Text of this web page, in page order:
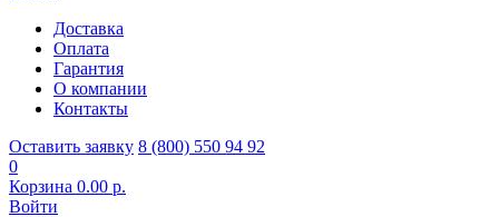
Доставка
Оплата
Гарантия
О компании
Контакты
Оставить заявку 8 (800) 550 94 92
0
Корзина 0.00 р.
Войти